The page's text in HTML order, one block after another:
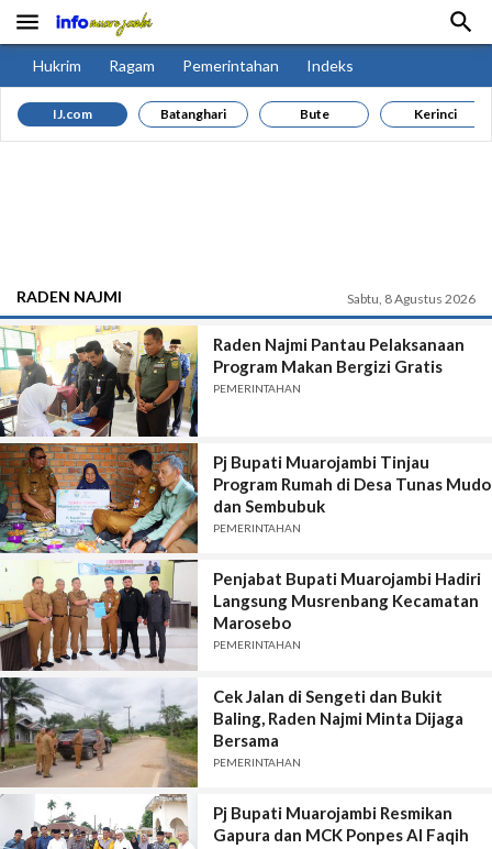
 
Hukrim Ragam Pemerintahan Indeks
IJ.com Batanghari Bute Kerinci
RADEN NAJMI Sabtu, 8 Agustus 2026
Raden Najmi Pantau Pelaksanaan
Program Makan Bergizi Gratis
PEMERINTAHAN
Pj Bupati Muarojambi Tinjau
Program Rumah di Desa Tunas Mudo
dan Sembubuk
PEMERINTAHAN
Penjabat Bupati Muarojambi Hadiri
Langsung Musrenbang Kecamatan
Marosebo
PEMERINTAHAN
Cek Jalan di Sengeti dan Bukit
Baling, Raden Najmi Minta Dijaga
Bersama
PEMERINTAHAN
Pj Bupati Muarojambi Resmikan
Gapura dan MCK Ponpes Al Faqih